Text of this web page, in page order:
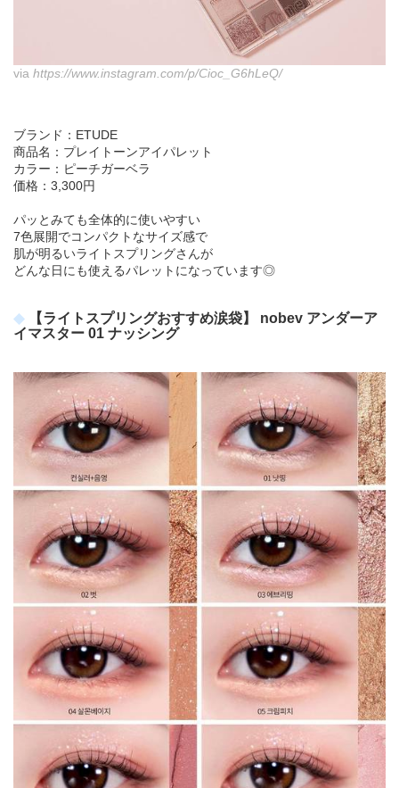
via https://www.instagram.com/p/Cioc_G6hLeQ/
ブランド：ETUDE
商品名：プレイトーンアイパレット
カラー：ピーチガーベラ
価格：3,300円
パッとみても全体的に使いやすい
7色展開でコンパクトなサイズ感で
肌が明るいライトスプリングさんが
どんな日にも使えるパレットになっています◎
【ライトスプリングおすすめ涙袋】 nobev アンダーア
イマスター 01 ナッシング